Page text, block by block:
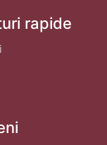
rapide